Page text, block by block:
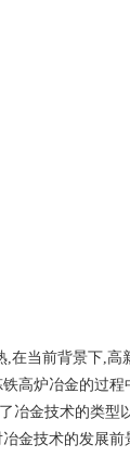
在当前背景下,高
高炉冶金的过
冶金技术的类型
金技术的发展前